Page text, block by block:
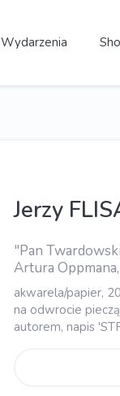
Wydarzenia
Jerzy
"Pan
Artura
akwarela/papier,
na odwrocie
autorem, napis